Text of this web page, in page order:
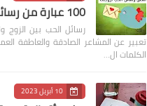
100 عبارة من رسائل حب الزوج لزوجته
رسائل الحب بين
تعبير عن المشاعر الصادقة والعاطفة
الكلمات ال…
10 أبريل 2023